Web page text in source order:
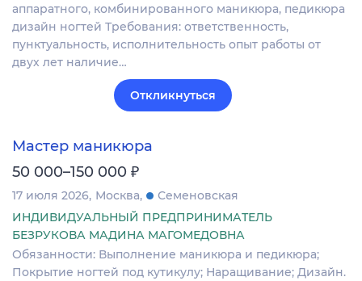
аппаратного, комбинированного маникюра, педикюра
дизайн ногтей Требования: ответственность,
пунктуальность, исполнительность опыт работы от
двух лет наличие…
Откликнуться
Мастер маникюра
50 000–150 000 ₽
17 июля 2026 Москва
Семеновская
ИНДИВИДУАЛЬНЫЙ ПРЕДПРИНИМАТЕЛЬ
БЕЗРУКОВА МАДИНА МАГОМЕДОВНА
Обязанности: Выполнение маникюра и педикюра;
Покрытие ногтей под кутикулу; Наращивание; Дизайн.